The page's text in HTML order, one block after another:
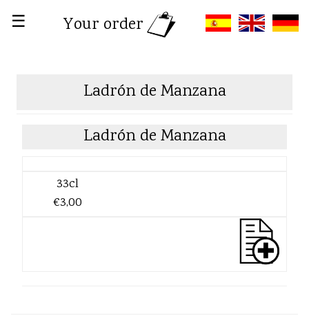
☰ Your order
Ladrón de Manzana
Ladrón de Manzana
33cl
€3,00